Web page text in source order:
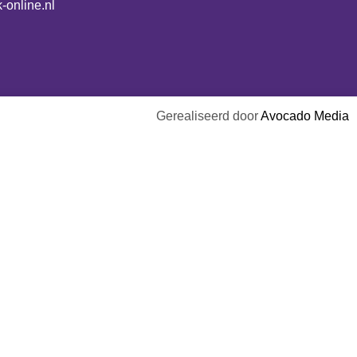
online.nl
Gerealiseerd doorAvocado Media